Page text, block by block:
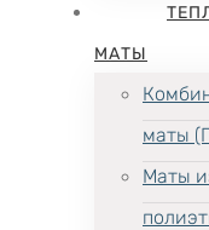
МАТЫ
маты
Маты